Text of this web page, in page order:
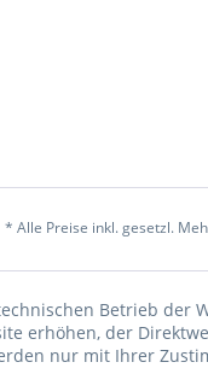
* Alle Preise inkl. gesetzl.
Betrieb
erhöhen, der
nur mit Ihrer